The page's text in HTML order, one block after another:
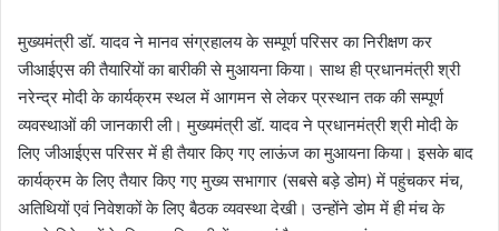
मुख्यमंत्री डॉ. यादव ने मानव संग्रहालय के सम्पूर्ण परिसर का निरीक्षण कर
जीआईएस की तैयारियों का बारीकी से मुआयना किया। साथ ही प्रधानमंत्री श्री
नरेन्द्र मोदी के कार्यक्रम स्थल में आगमन से लेकर प्रस्थान तक की सम्पूर्ण
व्यवस्थाओं की जानकारी ली। मुख्यमंत्री डॉ. यादव ने प्रधानमंत्री श्री मोदी के
लिए जीआईएस परिसर में ही तैयार किए गए लाऊंज का मुआयना किया। इसके बाद
कार्यक्रम के लिए तैयार किए गए मुख्य सभागार (सबसे बड़े डोम) में पहुंचकर मंच,
अतिथियों एवं निवेशकों के लिए बैठक व्यवस्था देखी। उन्होंने डोम में ही मंच के